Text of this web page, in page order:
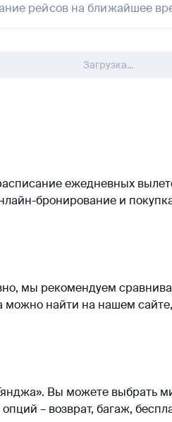
рейсов на ближайшее
Загрузка...
ежедневных
бронирование и
мы рекомендуем
можно найти на нашем
Вы можете выбрать
– возврат, багаж,